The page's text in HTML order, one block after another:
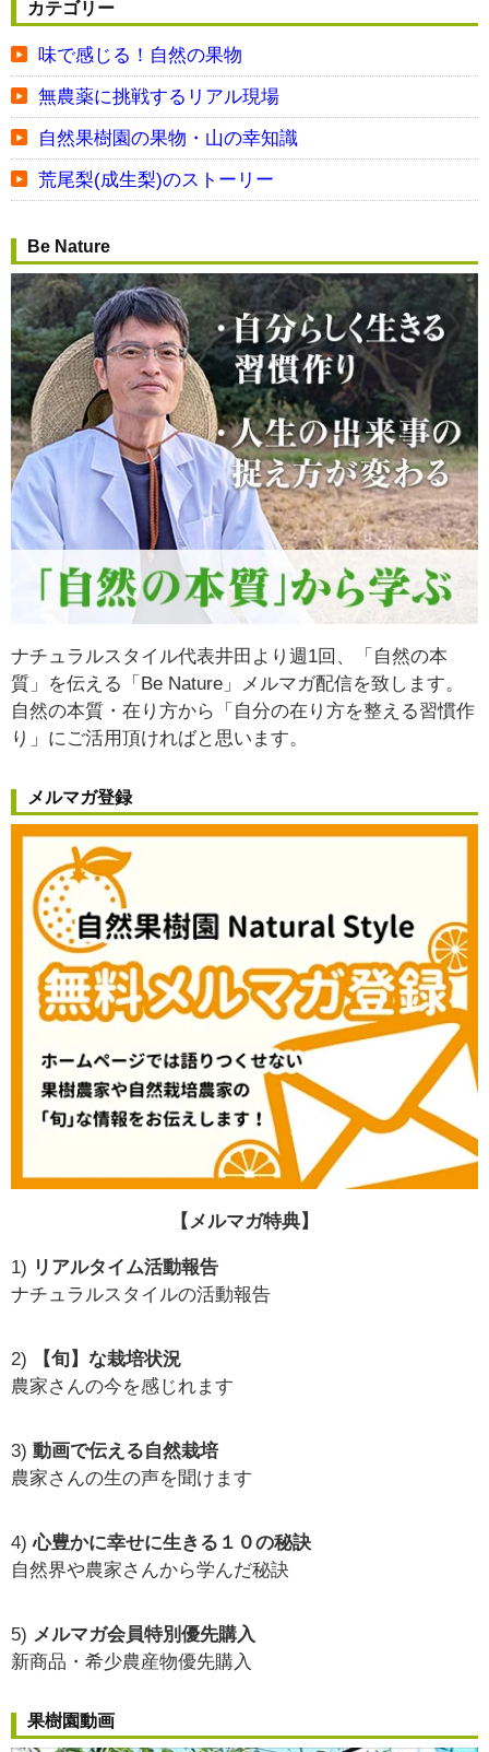
カテゴリー
味で感じる！自然の果物
無農薬に挑戦するリアル現場
自然果樹園の果物・山の幸知識
荒尾梨(成生梨)のストーリー
Be Nature
ナチュラルスタイル代表井田より週1回、「自然の本
質」を伝える「Be Nature」メルマガ配信を致します。
自然の本質・在り方から
「自分の在り方を整える習慣作
り」 にご活用頂ければと思います。
メルマガ登録
【メルマガ特典】
1) リアルタイム活動報告
ナチュラルスタイルの活動報告
2)
【旬】な栽培状況
農家さんの今を感じれます
3) 動画で伝える自然栽培
農家さんの生の声を聞けます
4)心豊かに幸せに生きる１０の秘訣
自然界や農家さんから学んだ秘訣
5) メルマガ会員特別優先購入
新商品・希少農産物優先購入
果樹園動画